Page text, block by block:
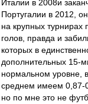
Италии в 2008и
Португалии в 2012,
на крупных турнирах
голов, правда и
которых в
дополнительных 15-
нормальном уровне,
среднем имеем 0,87-
но по мне это не